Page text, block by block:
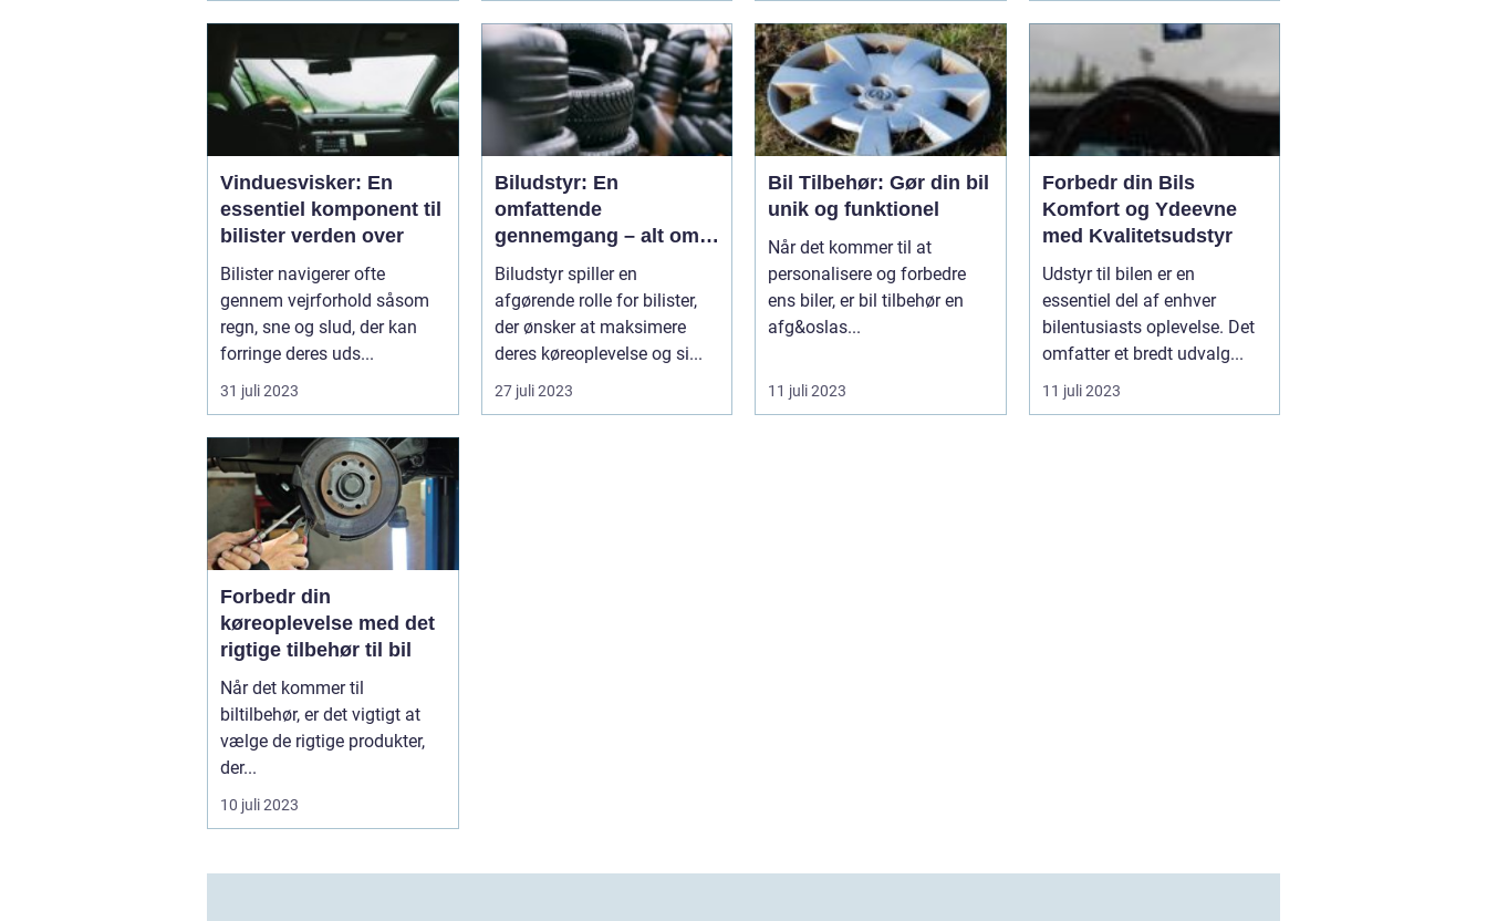
Vinduesvisker: En
essentiel komponent til
bilister verden over
Bilister navigerer ofte
gennem vejrforhold såsom
regn, sne og slud, der kan
forringe deres uds...
31 juli 2023
Biludstyr: En
omfattende
gennemgang – alt om
typer, popularitet og
fordele
Biludstyr spiller en
afgørende rolle for bilister,
der ønsker at maksimere
deres køreoplevelse og si...
27 juli 2023
Bil Tilbehør: Gør din bil
unik og funktionel
Når det kommer til at
personalisere og forbedre
ens biler, er bil tilbehør en
afg&oslas...
11 juli 2023
Forbedr din Bils
Komfort og Ydeevne
med Kvalitetsudstyr
Udstyr til bilen er en
essentiel del af enhver
bilentusiasts oplevelse. Det
omfatter et bredt udvalg...
11 juli 2023
Forbedr din
køreoplevelse med det
rigtige tilbehør til bil
Når det kommer til
biltilbehør, er det vigtigt at
vælge de rigtige produkter,
der...
10 juli 2023